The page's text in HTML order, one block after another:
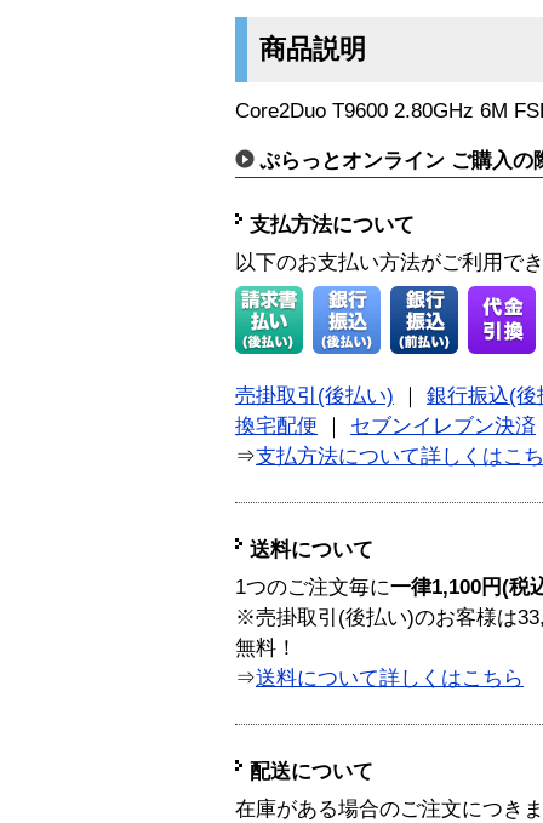
商品説明
Core2Duo T9600 2.80GHz 6M
ぷらっとオンライン ご購入の
支払方法について
以下のお支払い方法がご利用で
売掛取引(後払い)
銀行振込(後
換宅配便
セブンイレブン決済
⇒支払方法について詳しくはこ
送料について
1つのご注文毎に一律1,100円(税
※売掛取引(後払い)のお客様は
無料！
⇒送料について詳しくはこちら
配送について
在庫がある場合のご注文につき